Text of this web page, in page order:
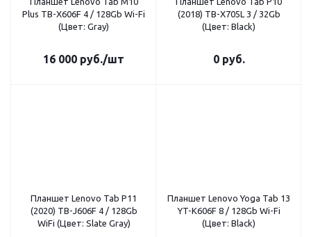
Plus TB-X606F 4 / 128Gb Wi-Fi
(Цвет: Gray)
16 000 руб./шт
(2018) TB-X705L 3 / 32Gb
(Цвет: Black)
0 руб.
Планшет Lenovo Tab P11
(2020) TB-J606F 4 / 128Gb
WiFi (Цвет: Slate Gray)
Планшет Lenovo Yoga Tab 13
YT-K606F 8 / 128Gb Wi-Fi
(Цвет: Black)